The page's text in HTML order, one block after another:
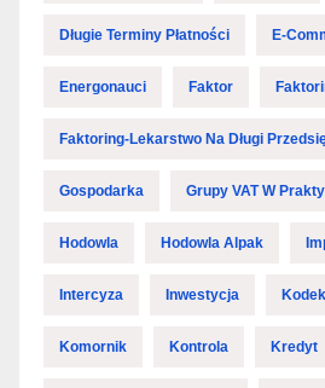
Długie Terminy Płatności E-
Energonauci Faktor
Faktoring-Lekarstwo Na Długi
Gospodarka Grupy VAT W
Hodowla Hodowla Alpak
Intercyza Inwestycja
Komornik Kontrola Kredyt